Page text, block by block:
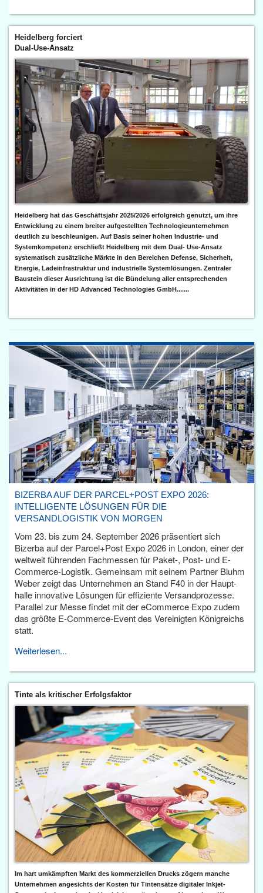
Heidelberg forciert
Dual-Use-Ansatz
Heidelberg hat das Geschäftsjahr 2025/2026 erfolgreich genutzt, um ihre
Entwicklung zu einem breiter aufgestellten Technologieunternehmen
deutlich zu beschleunigen. Auf Basis seiner hohen Industrie- und
Systemkompetenz erschließt Heidelberg mit dem Dual- Use-Ansatz
systematisch zusätzliche Märkte in den Bereichen Defense, Sicherheit,
Energie, Ladeinfrastruktur und industrielle Systemlösungen. Zentraler
Baustein dieser Ausrichtung ist die Bündelung aller entsprechenden
Aktivitäten in der HD Advanced Technologies GmbH.......
BIZERBA AUF DER PARCEL+POST EXPO 2026:
INTELLIGENTE LÖSUNGEN FÜR DIE
VERSANDLOGISTIK VON MORGEN
Vom 23. bis zum 24. September 2026 präsentiert sich
Bizerba auf der Parcel+Post Expo 2026 in London, einer der
weltweit führenden Fachmessen für Paket-, Post- und E-
Commerce-Logistik. Gemeinsam mit seinem Partner Bluhm
Weber zeigt das Unternehmen an Stand F40 in der Haupt­
halle innovative Lösungen für effiziente Versandprozesse.
Parallel zur Messe findet mit der eCommerce Expo zudem
das größte E-Commerce-Event des Vereinigten Königreichs
statt.
Weiterlesen...
Tinte als kritischer Erfolgsfaktor
Im hart umkämpften Markt des kommerziellen Drucks zögern manche
Unternehmen angesichts der Kosten für Tintensätze digitaler Inkjet-